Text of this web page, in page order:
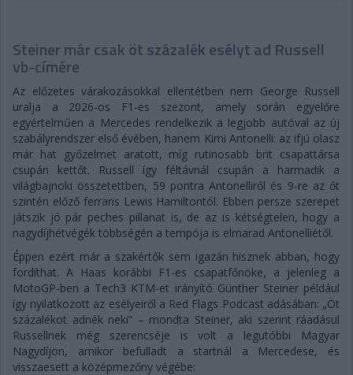
Steiner már csak öt százalék esélyt ad Russell
vb-címére
Az előzetes várakozásokkal ellentétben nem George Russell
uralja a 2026-os F1-es szezont, amely során egyelőre
egyértelműen a Mercedes rendelkezik a legjobb autóval az új
szabályrendszer első évében, hanem Kimi Antonelli: az ifjú olasz
már hat győzelmet aratott, míg rutinosabb brit csapattársa
csupán kettőt. Russell így féltávnál csupán a harmadik a
világbajnoki összetettben, 59 pontra Antonelliről és 9-re az őt
szintén előző ferraris Lewis Hamiltontól. Ebben persze szerepet
játszik jó pár peches pillanat is, de az is kétségtelen, hogy a
nagydíjhétvégék többségén a tempója is elmarad Antonelliétől.
Éppen ezért már a szakértők sem igazán hisznek abban, hogy
fordíthat. A Haas korábbi F1-es csapatfőnöke, a jelenleg a
MotoGP-ben a Tech3 KTM-et irányító Günther Steiner például
így nyilatkozott az esélyeiről a Red Flags Podcast adásában: „Öt
százalékot adnék neki” – mondta Steiner, aki szerint ráadásul
Russellnek még szerencséje is volt a legutóbbi Magyar
Nagydíjon, amikor befulladt a startnál a Mercedese, és
visszaesett a középmezőny végébe: